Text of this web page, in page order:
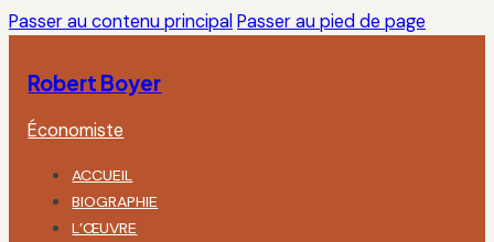
Passer au contenu principal Passer au pied de page
Robert Boyer
Économiste
ACCUEIL
BIOGRAPHIE
L’ŒUVRE